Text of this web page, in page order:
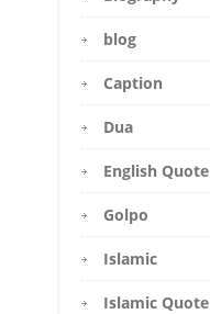
blog
Caption
Dua
English Quote
Golpo
Islamic
Islamic Quote